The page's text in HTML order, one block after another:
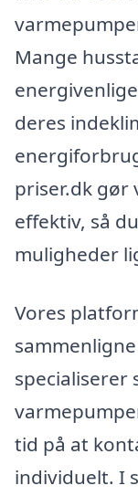
Mange
deres
priser.dk gør
effektiv, så
muligheder
Vores
specialiserer
tid på at
individuelt. I